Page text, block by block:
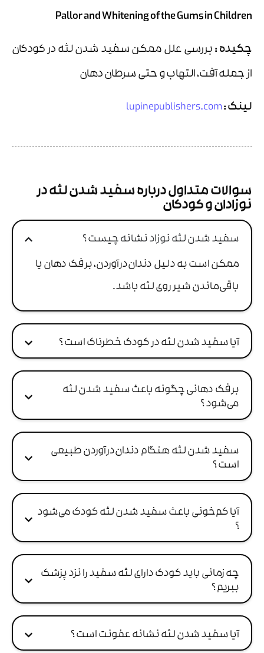
Pallor and Whitening of the Gums in Children
چکیده :بررسی علل ممکن سفید شدن لثه در کودکان
از جمله آفت، التهاب و حتی سرطان دهان
لینک :lupinepublishers.com
سوالات متداول درباره سفید شدن لثه در
نوزادان و کودکان
سفید شدن لثه نوزاد نشانه چیست ؟
ممکن است به دلیل دندان‌درآوردن، برفک دهان یا
باقی‌ماندن شیر روی لثه باشد.
آیا سفید شدن لثه در کودک خطرناک است ؟
برفک دهانی چگونه باعث سفید شدن لثه
می‌شود ؟
سفید شدن لثه هنگام دندان‌درآوردن طبیعی
است ؟
آیا کم‌خونی باعث سفید شدن لثه کودک می‌شود
؟
چه زمانی باید کودک دارای لثه سفید را نزد پزشک
ببریم ؟
آیا سفید شدن لثه نشانه عفونت است ؟